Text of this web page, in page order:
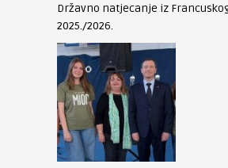
Državno natjecanje iz
2025./2026.